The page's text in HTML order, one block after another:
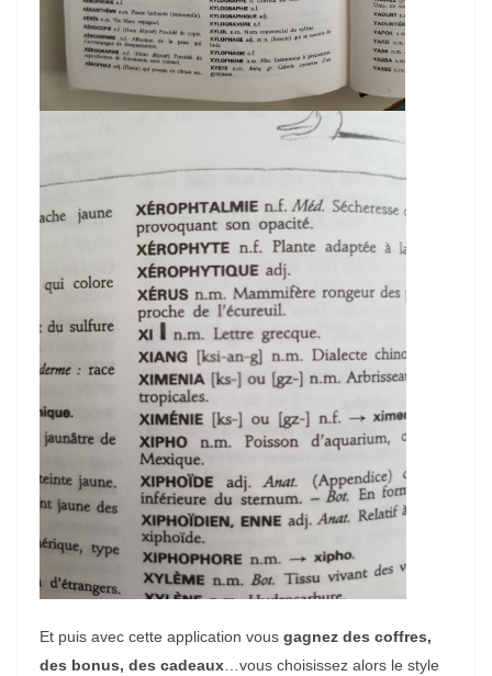
Et puis avec cette application vous gagnez des coffres,
des bonus, des cadeaux …vous choisissez alors le style